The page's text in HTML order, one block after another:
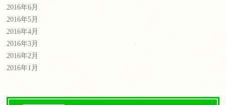
2016年6月
2016年5月
2016年4月
2016年3月
2016年2月
2016年1月